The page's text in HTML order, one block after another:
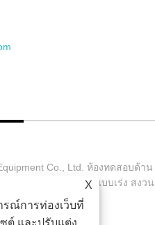
Co., Ltd. ห้องทดสอบด้าน
องทดสอบการผุกร่อนแบบเร่ง สงวน
X
รณ์การท่องเว็บที่
ต์ และปรับแต่ง